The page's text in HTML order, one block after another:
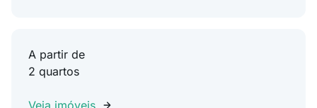
A partir de
2 quartos
Veja imóveis